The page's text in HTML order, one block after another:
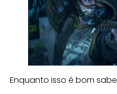
Enquanto isso é bom